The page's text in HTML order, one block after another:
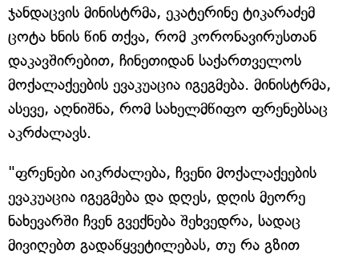
ჯანდაცვის მინისტრმა, ეკატერინე ტიკარაძემ
ცოტა ხნის წინ თქვა, რომ კორონავირუსთან
დაკავშირებით, ჩინეთიდან საქართველოს
მოქალაქეების ევაკუაცია იგეგმება. მინისტრმა,
ასევე, აღნიშნა, რომ სახელმწიფო ფრენებსაც
აკრძალავს.
"ფრენები აიკრძალება, ჩვენი მოქალაქეების
ევაკუაცია იგეგმება და დღეს, დღის მეორე
ნახევარში ჩვენ გვექნება შეხვედრა, სადაც
მივიღებთ გადაწყვეტილებას, თუ რა გზით